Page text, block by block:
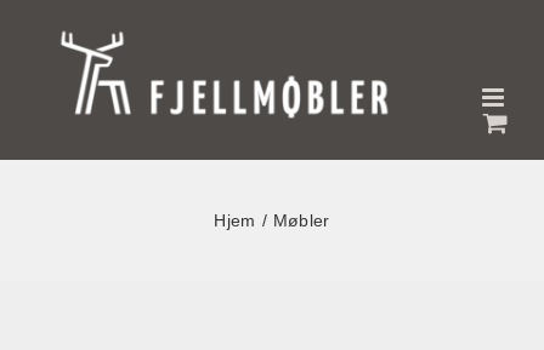
Hjem Møbler
craftsmanship to last